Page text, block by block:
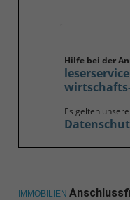
Hilfe bei der
Es gelten unsere
IMMOBILIEN